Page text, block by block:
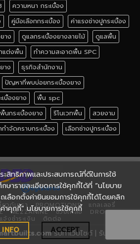
ความหนา กระเบื้อง
คู่มือเลือกกระเบื้อง
ค่าแรงช่างปูกระเบื้อง
าง ดูแลกระเบื้องยางลายไม้
ดูแลพื้น
แต่งพื้น
ทำความสะอาดพื้น SPC
าง
ธุรกิจสำนักงาน
ปัญหาที่พบบ่อยกระเบื้องยาง
บื้องยาง
พื้น spc
กระเบื้องยาง
รีโนเวทพื้น
สวยงาม
ำจัดคราบกระเบื้อง เลือกช่างปูกระเบื้อง
ยวกับเรา PROMOTIONS แกลเลอรี่
MEZZANINE ช่วยเหลือ DROPSHIP
แจ้งชำระเงิน ติดต่อ
รับทำเว็บไซต์ | รับทำ SEO
ะสิทธิภาพและประสบการณ์ที่ดีในการใช้
ษารายละเอียดการใช้คุกกี้ได้ที่ “นโยบาย
ถเลือกตั้งค่ายินยอมการใช้คุกกี้ได้โดยคลิก
าคุกกี้” นโยบายการใช้คุกกี้
INFO ACCEPT